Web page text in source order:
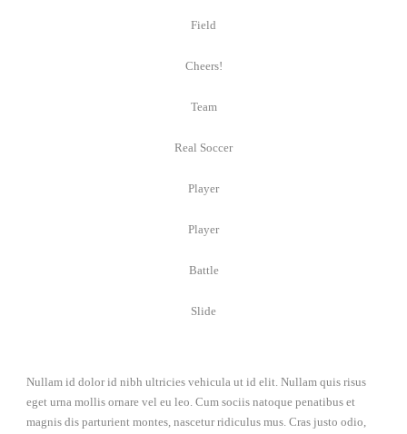
Field
Cheers!
Team
Real Soccer
Player
Player
Battle
Slide
Nullam id dolor id nibh ultricies vehicula ut id elit. Nullam quis risus
eget urna mollis ornare vel eu leo. Cum sociis natoque penatibus et
magnis dis parturient montes, nascetur ridiculus mus. Cras justo odio,